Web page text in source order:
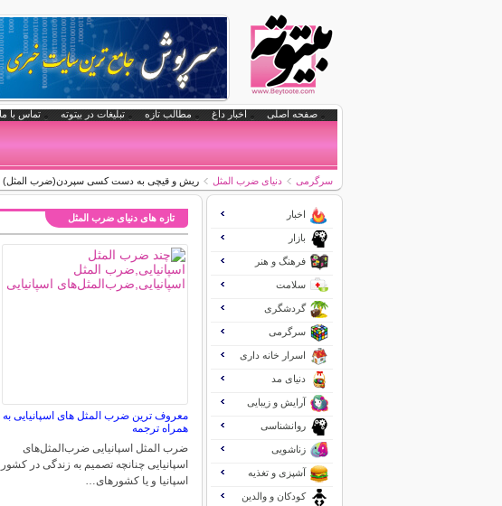
صفحه اصلی اخبار داغ مطالب تازه تبلیغات در بیتوته تماس با ما
سرگرمی دنیای ضرب المثل ریش و قیچی به دست كسی سپردن(ضرب المثل)
تازه های دنیای ضرب المثل
معروف ترین ضرب المثل های اسپانیایی به
همراه ترجمه
ضرب المثل اسپانیایی ضرب‌المثل‌های
اسپانیایی چنانچه تصمیم به زندگی در کشور
اسپانیا و یا کشورهای…
اخبار
بازار
فرهنگ و هنر
سلامت
گردشگری
سرگرمی
اسرار خانه داری
دنیای مد
آرایش و زیبایی
روانشناسی
زناشویی
آشپزی و تغذیه
کودکان و والدین